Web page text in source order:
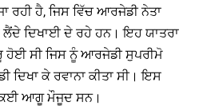
ਹੈ, ਜਿਸ ਵਿੱਚ ਆਰਜੇਡੀ ਨੇਤਾ
ਲੈਂਦੇ ਦਿਖਾਈ ਦੇ ਰਹੇ ਹਨ। ਇਹ ਯਾਤਰਾ
ਹੋਈ ਸੀ ਜਿਸ ਨੂੰ ਆਰਜੇਡੀ ਸੁਪਰੀਮੋ
ਦਿਖਾ ਕੇ ਰਵਾਨਾ ਕੀਤਾ ਸੀ। ਇਸ
ਕਈ ਆਗੂ ਮੌਜੂਦ ਸਨ।